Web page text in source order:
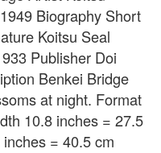
Biography Short
Koitsu Seal
Publisher Doi
Benkei Bridge
at night. Format
10.8 inches = 27.5
= 40.5 cm